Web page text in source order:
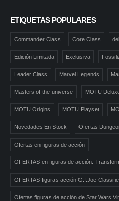
ETIQUETAS POPULARES
Commander Class Core Class
Edición Limitada Exclusiva
Leader Class Marvel Legends
Masters of the universe MOTU
MOTU Origins MOTU Playset
Novedades En Stock Ofertas
Ofertas en figuras de acción
OFERTAS en figuras de acción.
OFERTAS figuras acción G.I.Joe
Ofertas figuras de acción de Star Wars